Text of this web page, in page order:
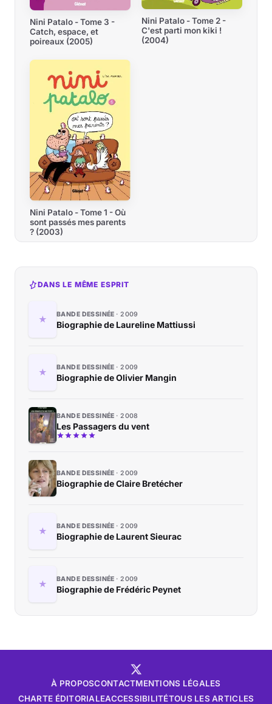
Nini Patalo - Tome 3 -
Catch, espace, et
poireaux (2005)
Nini Patalo - Tome 2 -
C'est parti mon kiki !
(2004)
Nini Patalo - Tome 1 - Où
sont passés mes parents
? (2003)
DANS LE MÊME ESPRIT
BANDE DESSINÉE 2009
Biographie de Laureline Mattiussi
BANDE DESSINÉE 2009
Biographie de Olivier Mangin
BANDE DESSINÉE 2008
Les Passagers du vent
BANDE DESSINÉE 2009
Biographie de Claire Bretécher
BANDE DESSINÉE 2009
Biographie de Laurent Sieurac
BANDE DESSINÉE 2009
Biographie de Frédéric Peynet
À PROPOSCONTACTMENTIONS LÉGALES
CHARTE ÉDITORIALEACCESSIBILITÉTOUS LES ARTICLES